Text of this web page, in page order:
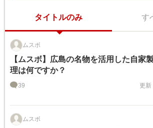
タイトルのみ す
ムスボ
【ムスボ】広島の名物を活用した自家
理は何ですか？
39 更新
ムスボ